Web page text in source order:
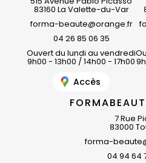
83160 La Valette-du-Var
forma-beaute@orange.fr
04 26 85 06 35
Ouvert du lundi au vendredi
9h00 - 13h00 / 14h00 - 17h00
Accès
7 Rue
83000
forma-
04 94 64